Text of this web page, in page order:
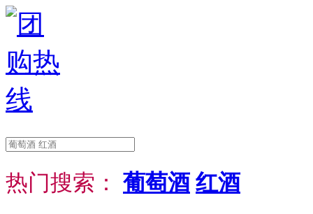
热门搜索： 葡萄酒 红酒